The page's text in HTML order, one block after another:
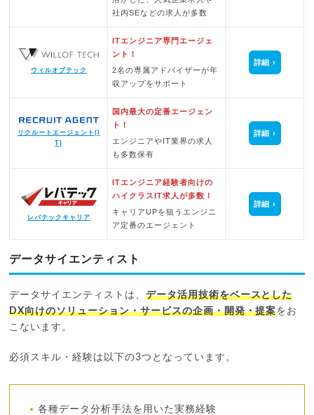
社内SEなどの求人が多数
ウィルオブテック
ITエンジニア専門エージェ
ント！
2名の専属アドバイザーが年
収アップをサポート
詳細
リクルートエージェント(I
T)
国内最大の定番エージェン
ト！
エンジニアやIT業界の求人
も多数保有
詳細
レバテックキャリア
ITエンジニア経験者向けの
ハイクラスIT求人が多数！
キャリアUPを狙うエンジニ
ア定番のエージェント
詳細
データサイエンティスト
データサイエンティストは、 データ活用技術をベースとした
DX向けのソリューション・サービスの企画・開発・提案をお
こないます。
必須スキル・経験は以下の3つとなっています。
各種データ分析手法を用いた実務経験